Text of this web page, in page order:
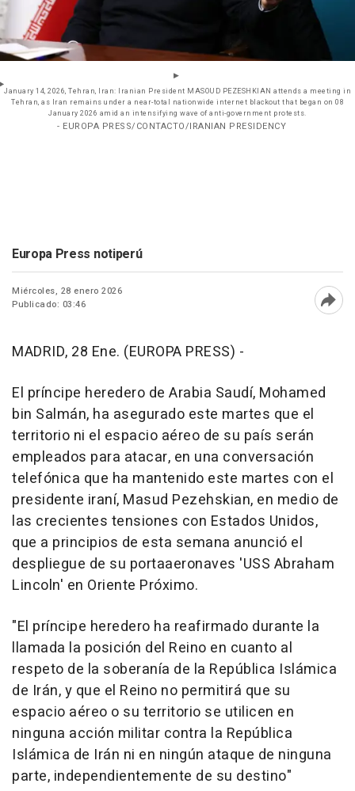
January 14, 2026, Tehran, Iran: Iranian President MASOUD PEZESHKIAN attends a meeting in
Tehran, as Iran remains under a near-total nationwide internet blackout that began on 08
January 2026 amid an intensifying wave of anti-government protests.
- EUROPA PRESS/CONTACTO/IRANIAN PRESIDENCY
Europa Press notiperú
Miércoles, 28 enero 2026
Publicado: 03:46
MADRID, 28 Ene. (EUROPA PRESS) -
El príncipe heredero de Arabia Saudí, Mohamed
bin Salmán, ha asegurado este martes que el
territorio ni el espacio aéreo de su país serán
empleados para atacar, en una conversación
telefónica que ha mantenido este martes con el
presidente iraní, Masud Pezehskian, en medio de
las crecientes tensiones con Estados Unidos,
que a principios de esta semana anunció el
despliegue de su portaaeronaves 'USS Abraham
Lincoln' en Oriente Próximo.
"El príncipe heredero ha reafirmado durante la
llamada la posición del Reino en cuanto al
respeto de la soberanía de la República Islámica
de Irán, y que el Reino no permitirá que su
espacio aéreo o su territorio se utilicen en
ninguna acción militar contra la República
Islámica de Irán ni en ningún ataque de ninguna
parte, independientemente de su destino"